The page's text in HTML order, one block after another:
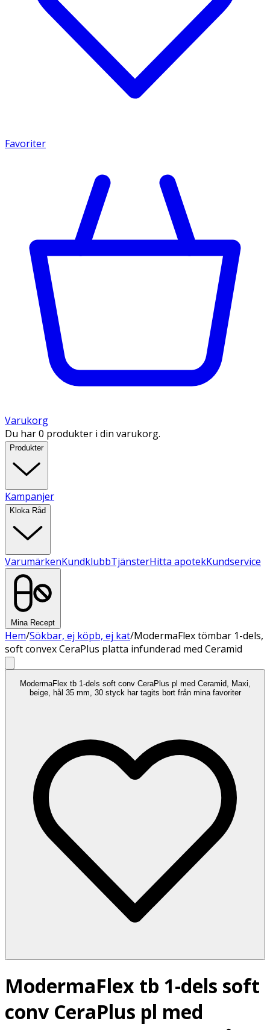
Favoriter
Varukorg
Du har 0 produkter i din varukorg.
Produkter
Kampanjer
Kloka Råd
VarumärkenKundklubbTjänsterHitta apotekKundservice
Mina Recept
Hem/Sökbar, ej köpb, ej kat/ModermaFlex tömbar 1-dels,
soft convex CeraPlus platta infunderad med Ceramid
ModermaFlex tb 1-dels soft conv CeraPlus pl med Ceramid, Maxi,
beige, hål 35 mm, 30 styck har tagits bort från mina favoriter
ModermaFlex tb 1-dels soft
conv CeraPlus pl med